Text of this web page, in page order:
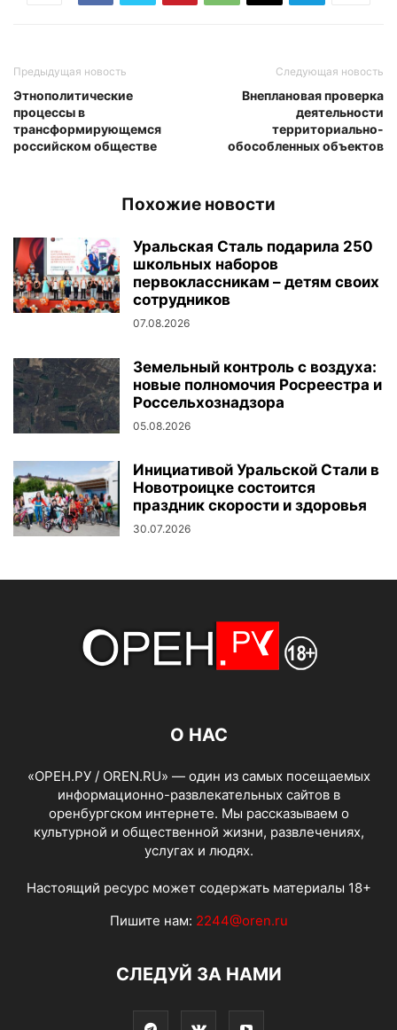
Предыдущая новость
Этнополитические
процессы в
трансформирующемся
российском обществе
Следующая новость
Внеплановая проверка
деятельности
территориально-
обособленных объектов
Похожие новости
Уральская Сталь подарила 250
школьных наборов
первоклассникам – детям своих
сотрудников
07.08.2026
Земельный контроль с воздуха:
новые полномочия Росреестра и
Россельхознадзора
05.08.2026
Инициативой Уральской Стали в
Новотроицке состоится
праздник скорости и здоровья
30.07.2026
О НАС
«ОРЕН.РУ / OREN.RU» — один из самых посещаемых
информационно-развлекательных сайтов в
оренбургском интернете. Мы рассказываем о
культурной и общественной жизни, развлечениях,
услугах и людях.
Настоящий ресурс может содержать материалы 18+
Пишите нам: 2244@oren.ru
СЛЕДУЙ ЗА НАМИ